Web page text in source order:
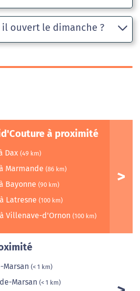
il ouvert le dimanche ?
à proximité
Dax (49 km)
Marmande (86 km)
Bayonne (90 km)
à Latresne (100 km)
à Villenave-d'Ornon (100 km)
Marsan (< 1 km)
Marsan (< 1 km)